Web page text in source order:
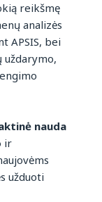
reikšmę
analizės
APSIS, bei
uždarymo,
nauda
ir
užduoti